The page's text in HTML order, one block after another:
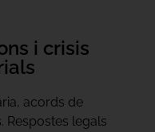
i crisis
acords de
Respostes legals